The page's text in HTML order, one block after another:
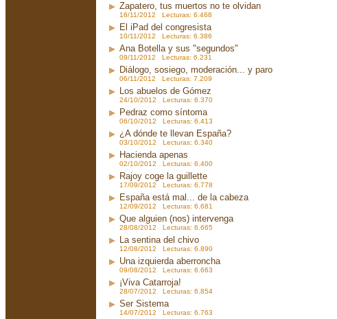
Zapatero, tus muertos no te olvidan
16/11/2012 Lecturas: 6.468
El iPad del congresista
10/11/2012 Lecturas: 6.386
Ana Botella y sus "segundos"
09/11/2012 Lecturas: 6.231
Diálogo, sosiego, moderación... y paro
06/11/2012 Lecturas: 7.209
Los abuelos de Gómez
24/10/2012 Lecturas: 6.370
Pedraz como síntoma
06/10/2012 Lecturas: 6.413
¿A dónde te llevan España?
03/10/2012 Lecturas: 6.340
Hacienda apenas
02/10/2012 Lecturas: 6.400
Rajoy coge la guillette
17/09/2012 Lecturas: 6.778
España está mal... de la cabeza
12/09/2012 Lecturas: 6.681
Que alguien (nos) intervenga
28/08/2012 Lecturas: 6.665
La sentina del chivo
12/08/2012 Lecturas: 6.890
Una izquierda aberroncha
09/08/2012 Lecturas: 6.663
¡Viva Catarroja!
28/07/2012 Lecturas: 6.854
Ser Sistema
14/07/2012 Lecturas: 6.763